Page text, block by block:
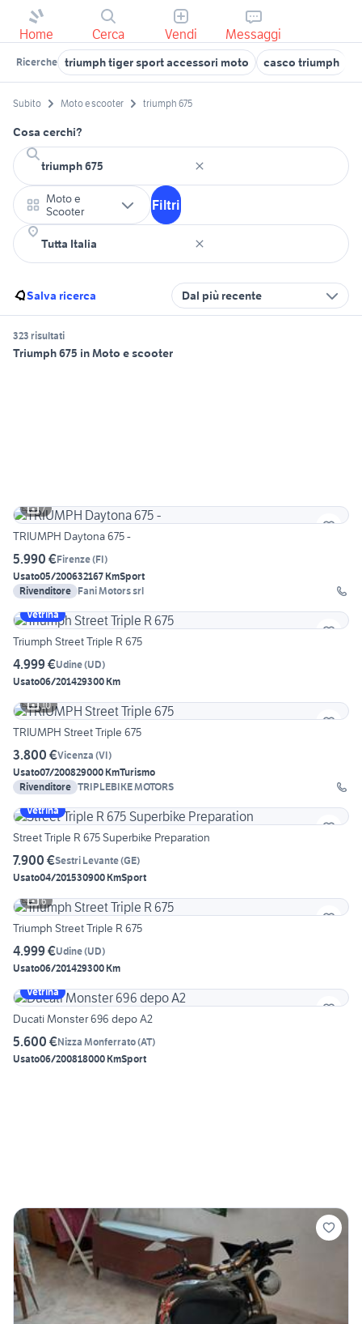
Home Cerca Vendi Messaggi
Ricerche triumph tiger sport accessori moto casco triumph
Subito Moto e scooter triumph 675
Cosa cerchi?
Moto e
Scooter
Filtri
Salva ricerca Dal più recente
323 risultati
Triumph 675 in Moto e scooter
7
TRIUMPH Daytona 675 -
5.990 €Firenze(FI)
Usato05/200632167 KmSport
Rivenditore Fani Motors srl
Vetrina
Triumph Street Triple R 675
4.999 €Udine(UD)
Usato06/201429300 Km
10
TRIUMPH Street Triple 675
3.800 €Vicenza (VI)
Usato07/200829000 KmTurismo
Rivenditore
TRIPLEBIKE MOTORS
Vetrina
Street Triple R 675 Superbike Preparation
7.900 €Sestri Levante(GE)
Usato04/201530900 KmSport
6
Triumph Street Triple R 675
4.999 €Udine(UD)
Usato06/201429300 Km
Vetrina
Ducati Monster 696 depo A2
5.600 €Nizza Monferrato(AT)
Usato06/200818000 KmSport